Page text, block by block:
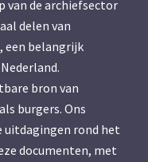
van de archiefsector
delen van
een belangrijk
bron van
burgers. Ons
uitdagingen rond het
documenten, met